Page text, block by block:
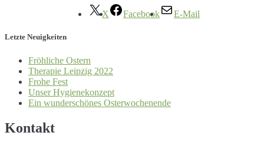
X Facebook E-Mail
Letzte Neuigkeiten
Fröhliche Ostern
Therapie Leipzig 2022
Frohe Fest
Unser Hygienekonzept
Ein wunderschönes Osterwochenende
Kontakt